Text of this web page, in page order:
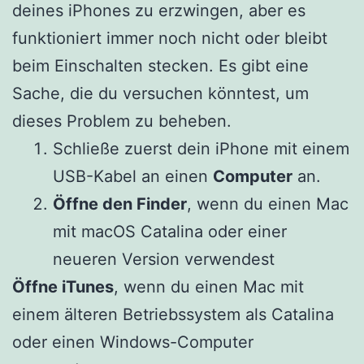
deines iPhones zu erzwingen, aber es
funktioniert immer noch nicht oder bleibt
beim Einschalten stecken. Es gibt eine
Sache, die du versuchen könntest, um
dieses Problem zu beheben.
Schließe zuerst dein iPhone mit einem
USB-Kabel an einen Computer an.
Öffne den Finder, wenn du einen Mac
mit macOS Catalina oder einer
neueren Version verwendest
Öffne iTunes, wenn du einen Mac mit
einem älteren Betriebssystem als Catalina
oder einen Windows-Computer